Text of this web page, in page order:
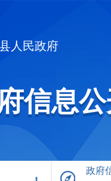
人民政府
信息
政府